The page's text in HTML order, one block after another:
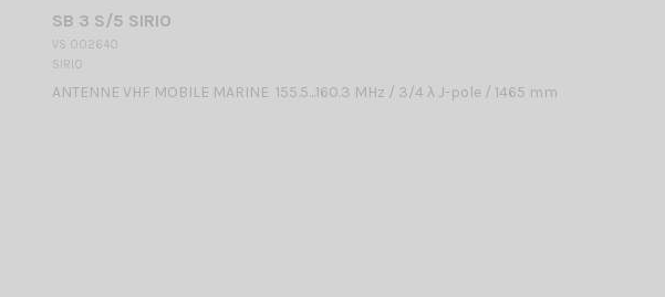
SB 3 S/5 SIRIO
VS 002640
SIRIO
ANTENNE VHF MOBILE MARINE 155.5...160.3 MHz / 3/4 λ J-pole / 1465 mm